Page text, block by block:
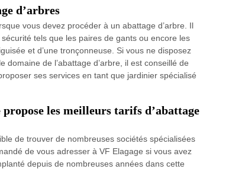
d’arbres
vous devez procéder à un abattage d’arbre. Il
tels que les paires de gants ou encore les
et d’une tronçonneuse. Si vous ne disposez
de l’abattage d’arbre, il est conseillé de
ses services en tant que jardinier spécialisé
les meilleurs tarifs d’abattage
de trouver de nombreuses sociétés spécialisées
de vous adresser à VF Elagage si vous avez
depuis de nombreuses années dans cette